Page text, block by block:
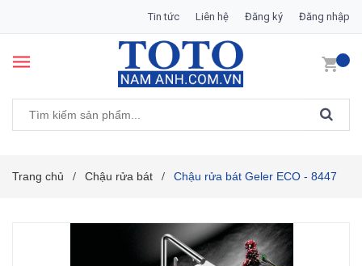
Tin tức Liên hệ Đăng ký Đăng nhập
Trang chủ / Chậu rửa bát / Chậu rửa bát Geler ECO - 8447